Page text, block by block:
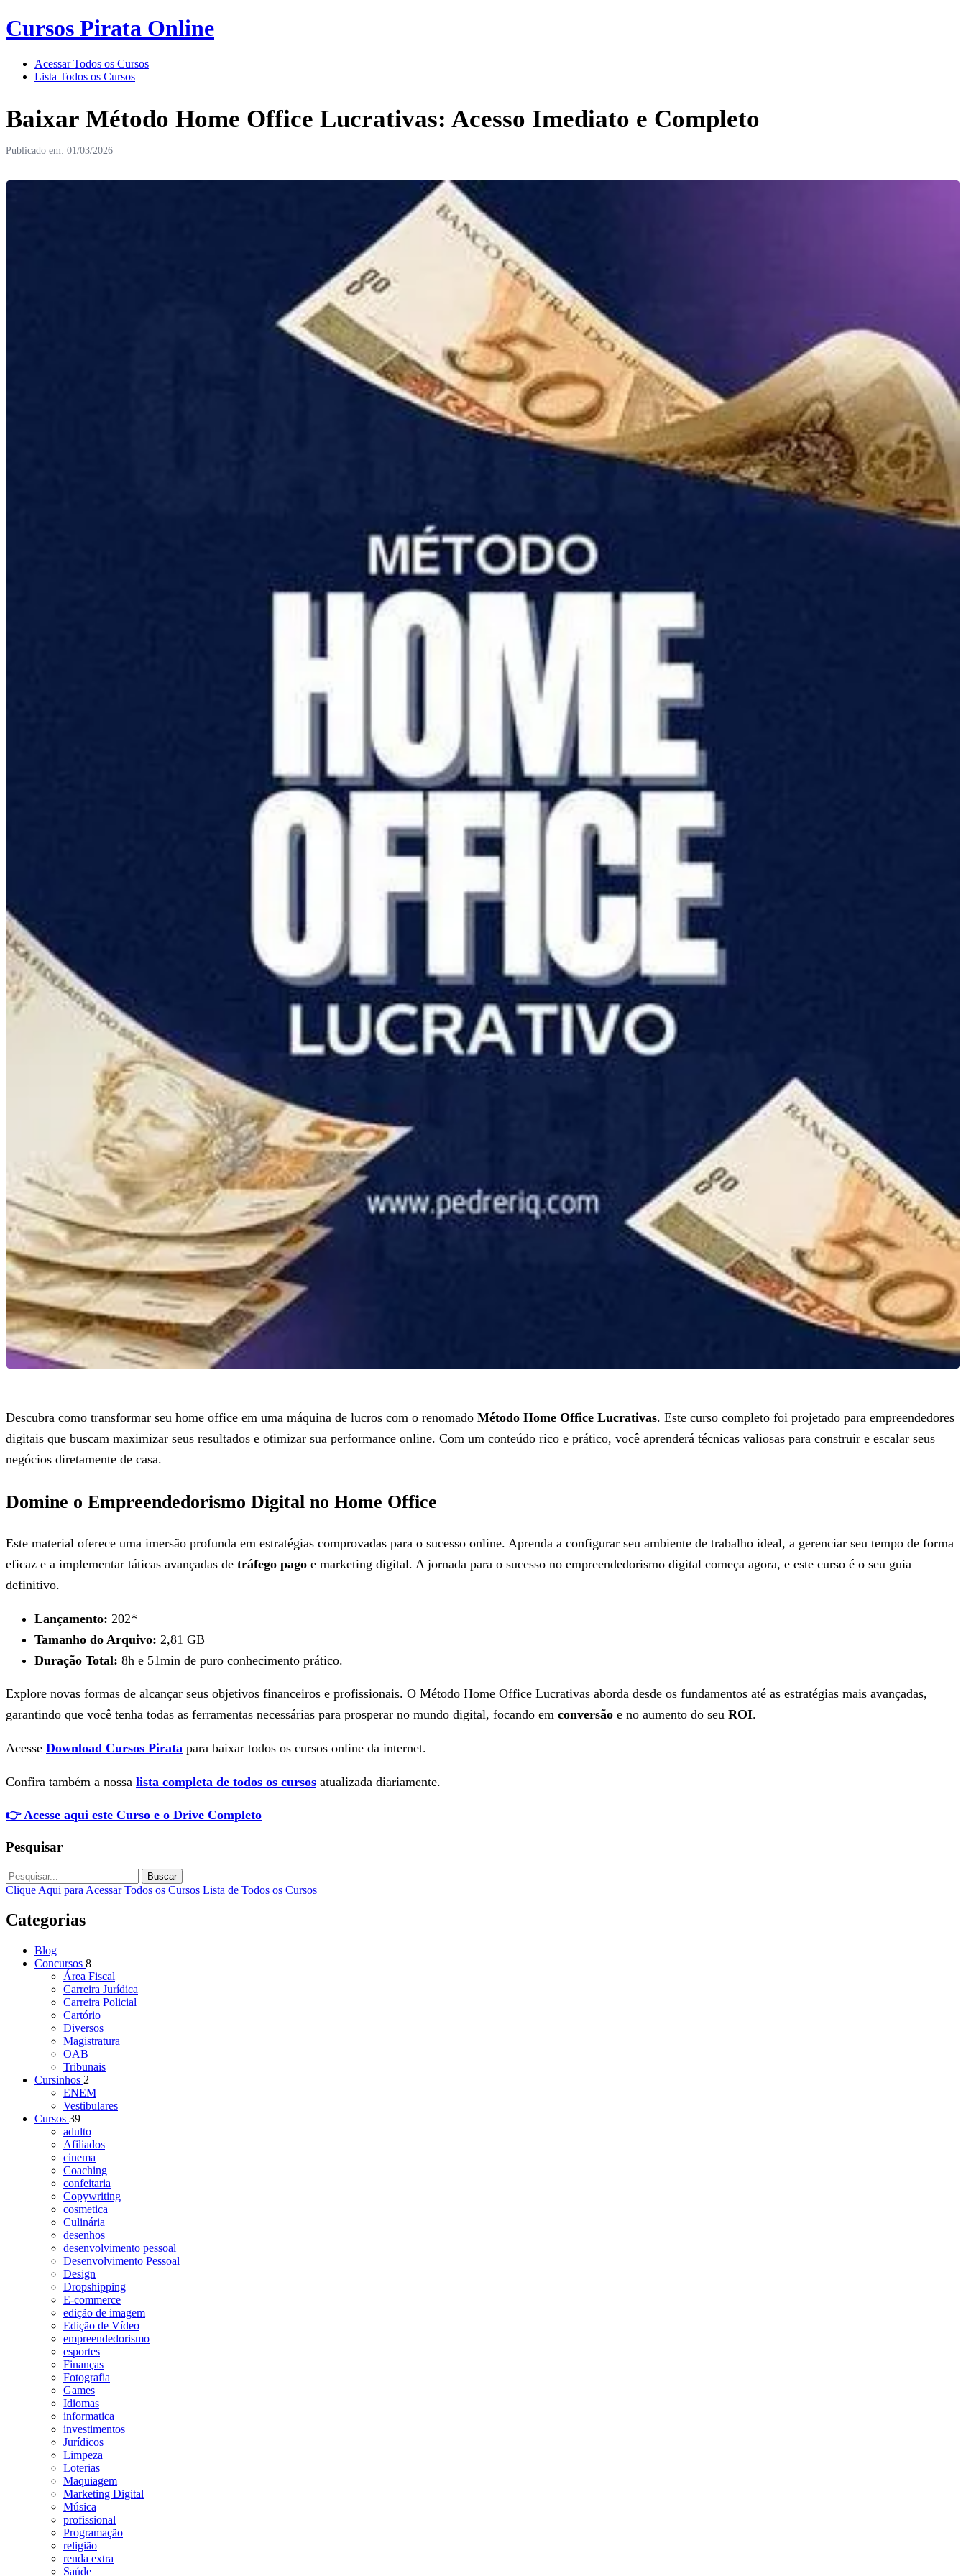
Cursos Pirata Online
Acessar Todos os Cursos
Lista Todos os Cursos
Baixar Método Home Office Lucrativas: Acesso Imediato e Completo
Publicado em: 01/03/2026
Descubra como transformar seu home office em uma máquina de lucros com o renomado Método Home Office Lucrativas. Este curso completo foi projetado para empreendedores
digitais que buscam maximizar seus resultados e otimizar sua performance online. Com um conteúdo rico e prático, você aprenderá técnicas valiosas para construir e escalar seus
negócios diretamente de casa.
Domine o Empreendedorismo Digital no Home Office
Este material oferece uma imersão profunda em estratégias comprovadas para o sucesso online. Aprenda a configurar seu ambiente de trabalho ideal, a gerenciar seu tempo de forma
eficaz e a implementar táticas avançadas de tráfego pago e marketing digital. A jornada para o sucesso no empreendedorismo digital começa agora, e este curso é o seu guia
definitivo.
Lançamento: 202*
Tamanho do Arquivo: 2,81 GB
Duração Total: 8h e 51min de puro conhecimento prático.
Explore novas formas de alcançar seus objetivos financeiros e profissionais. O Método Home Office Lucrativas aborda desde os fundamentos até as estratégias mais avançadas,
garantindo que você tenha todas as ferramentas necessárias para prosperar no mundo digital, focando em conversão e no aumento do seu ROI.
Acesse Download Cursos Pirata para baixar todos os cursos online da internet.
Confira também a nossa lista completa de todos os cursos atualizada diariamente.
👉 Acesse aqui este Curso e o Drive Completo
Pesquisar
Buscar
Clique Aqui para Acessar Todos os Cursos Lista de Todos os Cursos
Categorias
Blog
Concursos 8
Área Fiscal
Carreira Jurídica
Carreira Policial
Cartório
Diversos
Magistratura
OAB
Tribunais
Cursinhos 2
ENEM
Vestibulares
Cursos 39
adulto
Afiliados
cinema
Coaching
confeitaria
Copywriting
cosmetica
Culinária
desenhos
desenvolvimento pessoal
Desenvolvimento Pessoal
Design
Dropshipping
E-commerce
edição de imagem
Edição de Vídeo
empreendedorismo
esportes
Finanças
Fotografia
Games
Idiomas
informatica
investimentos
Jurídicos
Limpeza
Loterias
Maquiagem
Marketing Digital
Música
profissional
Programação
religião
renda extra
Saúde